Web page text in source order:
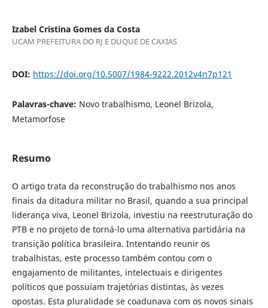
Izabel Cristina Gomes da Costa
UCAM PREFEITURA DO RJ E DUQUE DE CAXIAS
DOI: https://doi.org/10.5007/1984-9222.2012v4n7p121
Palavras-chave: Novo trabalhismo, Leonel Brizola,
Metamorfose
Resumo
O artigo trata da reconstrução do trabalhismo nos anos
finais da ditadura militar no Brasil, quando a sua principal
liderança viva, Leonel Brizola, investiu na reestruturação do
PTB e no projeto de torná-lo uma alternativa partidária na
transição política brasileira. Intentando reunir os
trabalhistas, este processo também contou com o
engajamento de militantes, intelectuais e dirigentes
políticos que possuíam trajetórias distintas, às vezes
opostas. Esta pluralidade se coadunava com os novos sinais